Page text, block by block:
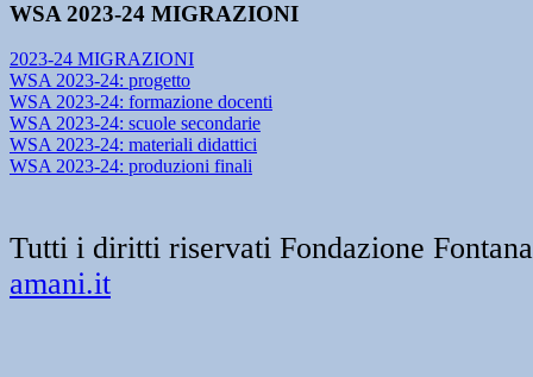
WSA 2023-24 MIGRAZIONI
2023-24 MIGRAZIONI
WSA 2023-24: progetto
WSA 2023-24: formazione docenti
WSA 2023-24: scuole secondarie
WSA 2023-24: materiali didattici
WSA 2023-24: produzioni finali
Tutti i diritti riservati Fondazione
amani.it